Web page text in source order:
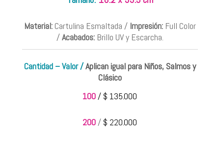
Material:Cartulina Esmaltada / Impresión:Full Color
/Acabados:Brillo UV y Escarcha.
Cantidad – Valor /Aplican igual para Niños, Salmos y
Clásico
100/ $ 135.000
200 / $ 220.000